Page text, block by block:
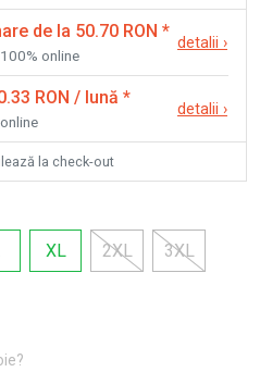
de la 50.70 RON *
online
detalii ›
RON / lună *
detalii ›
la check-out
XL 2XL 3XL